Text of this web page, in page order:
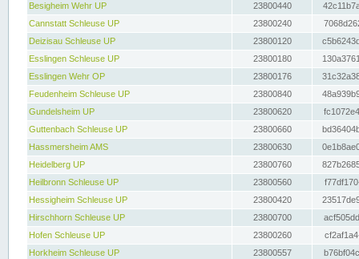
Besigheim Wehr UP
23800440
Cannstatt Schleuse UP
23800240
Deizisau Schleuse UP
23800120
Esslingen Schleuse UP
23800180
Esslingen Wehr OP
23800176
Feudenheim Schleuse UP
23800840
Gundelsheim UP
23800620
Guttenbach Schleuse UP
23800660
Hassmersheim AMS
23800630
Heidelberg UP
23800760
Heilbronn Schleuse UP
23800560
Hessigheim Schleuse UP
23800420
Hirschhorn Schleuse UP
23800700
Hofen Schleuse UP
23800260
Horkheim Schleuse UP
23800557